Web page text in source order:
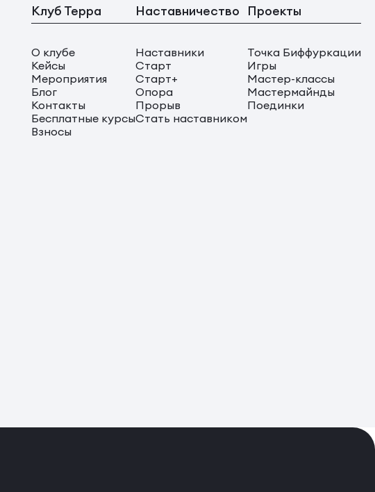
Клуб Терра
О клубе
Кейсы
Мероприятия
Блог
Контакты
Бесплатные курсы
Взносы
Наставничество
Наставники
Старт
Старт+
Опора
Прорыв
Стать наставником
Проекты
Точка Биффуркации
Игры
Мастер-классы
Мастермайнды
Поединки